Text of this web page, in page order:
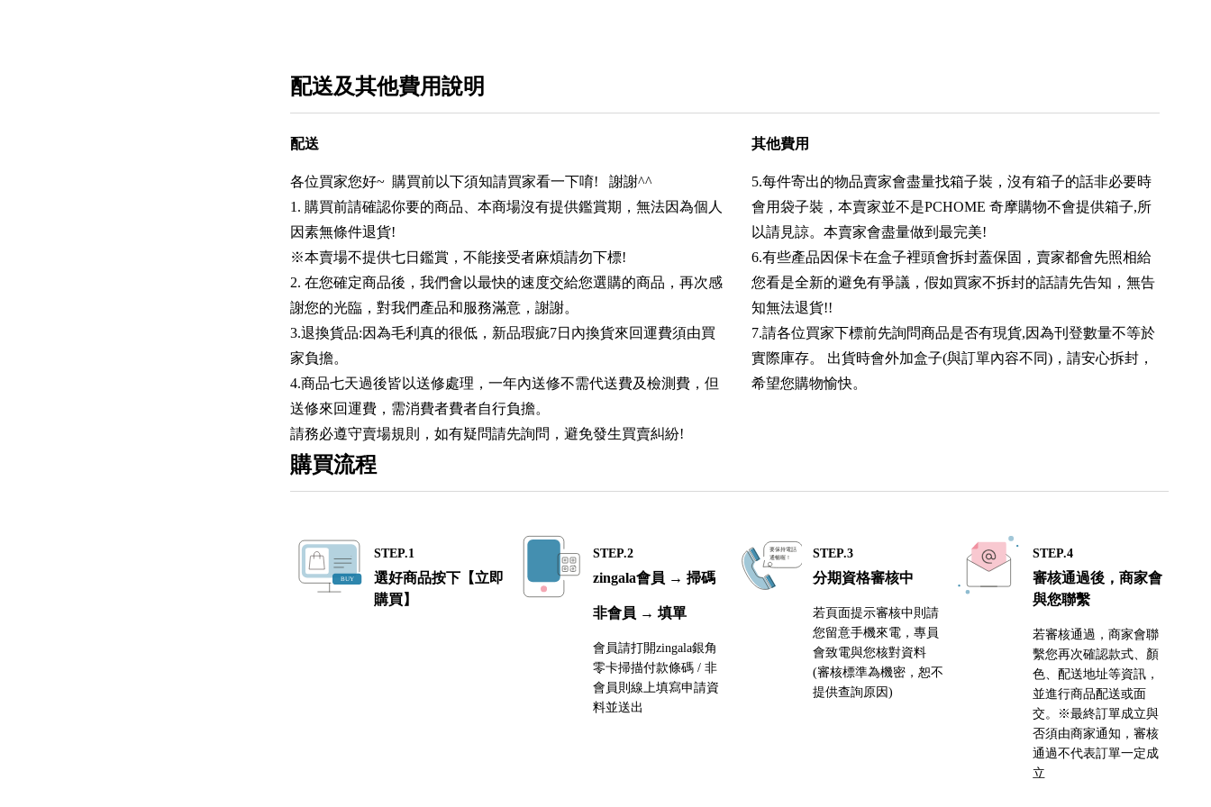
配送及其他費用說明
配送
各位買家您好~ 購買前以下須知請買家看一下唷! 謝謝^^
1. 購買前請確認你要的商品、本商場沒有提供鑑賞期，無法因為個人
因素無條件退貨!
※本賣場不提供七日鑑賞，不能接受者麻煩請勿下標!
2. 在您確定商品後，我們會以最快的速度交給您選購的商品，再次感
謝您的光臨，對我們產品和服務滿意，謝謝。
3.退換貨品:因為毛利真的很低，新品瑕疵7日內換貨來回運費須由買
家負擔。
4.商品七天過後皆以送修處理，一年內送修不需代送費及檢測費，但
送修來回運費，需消費者費者自行負擔。
請務必遵守賣場規則，如有疑問請先詢問，避免發生買賣糾紛!
其他費用
5.每件寄出的物品賣家會盡量找箱子裝，沒有箱子的話非必要時
會用袋子裝，本賣家並不是PCHOME 奇摩購物不會提供箱子,所
以請見諒。本賣家會盡量做到最完美!
6.有些產品因保卡在盒子裡頭會拆封蓋保固，賣家都會先照相給
您看是全新的避免有爭議，假如買家不拆封的話請先告知，無告
知無法退貨!!
7.請各位買家下標前先詢問商品是否有現貨,因為刊登數量不等於
實際庫存。 出貨時會外加盒子(與訂單內容不同)，請安心拆封，
希望您購物愉快。
購買流程
STEP.1
選好商品按下【立即
購買】
STEP.2
zingala會員 → 掃碼
非會員 → 填單
會員請打開zingala銀角
零卡掃描付款條碼 / 非
會員則線上填寫申請資
料並送出
STEP.3
分期資格審核中
若頁面提示審核中則請
您留意手機來電，專員
會致電與您核對資料
(審核標準為機密，恕不
提供查詢原因)
STEP.4
審核通過後，商家會
與您聯繫
若審核通過，商家會聯
繫您再次確認款式、顏
色、配送地址等資訊，
並進行商品配送或面
交。※最終訂單成立與
否須由商家通知，審核
通過不代表訂單一定成
立